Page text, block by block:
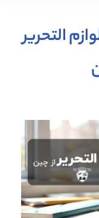
التحریر